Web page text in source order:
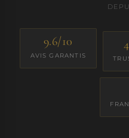
9.6/10
AVIS GARANTIS